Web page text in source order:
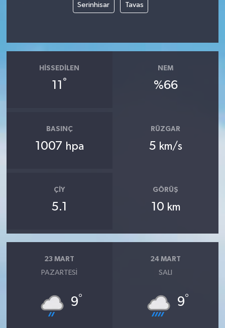
Serinhisar Tavas
HISSEDILEN
11 °
NEM
%66
BASINÇ
1007 hpa
RÜZGAR
5 km/s
ÇIY
5.1
GÖRÜŞ
10 km
23 MART
PAZARTESI
9°
24 MART
SALI
9°